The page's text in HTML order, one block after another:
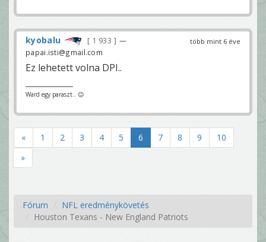
több mint 6 éve
kyobalu 1 933
—
papai.isti@gmail.com
Ez lehetett volna DPI..
Ward egy paraszt.. 😉
« 1 2 3 4 5 6 7 8 9
10
»
Fórum
NFL eredménykövetés
Houston Texans - New England Patriots